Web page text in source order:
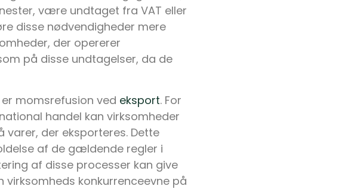
være undtaget fra VAT eller
disse nødvendigheder mere
der opererer
på disse undtagelser, da de
momsrefusion ved eksport. For
handel kan virksomheder
der eksporteres. Dette
af de gældende regler i
af disse processer kan give
konkurrenceevne på